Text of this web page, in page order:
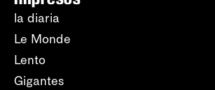
la diaria
Le Monde
Lento
Gigantes